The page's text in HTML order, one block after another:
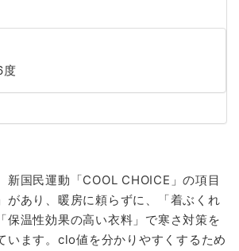
度
新国民運動「COOL CHOICE」の項目
があり、暖房に頼らずに、「着ぶくれ
保温性効果の高い衣料」で寒さ対策を
います。clo値を分かりやすくするため